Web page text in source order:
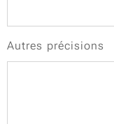
Autres précisions